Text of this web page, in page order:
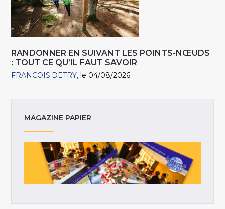
RANDONNER EN SUIVANT LES POINTS-NŒUDS
: TOUT CE QU’IL FAUT SAVOIR
FRANCOIS.DETRY le 04/08/2026
MAGAZINE PAPIER